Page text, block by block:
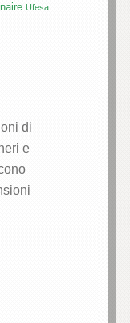
Ufesa
di
e